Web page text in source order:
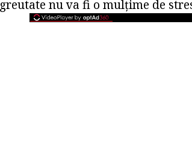
greutate nu va fi o mulțime de